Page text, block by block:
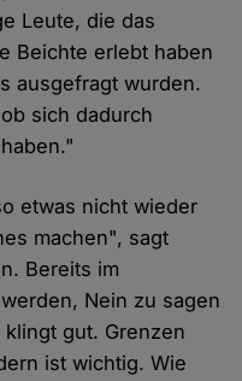
Leute, die das
Beichte erlebt haben
ausgefragt wurden.
sich dadurch
etwas nicht wieder
machen", sagt
Bereits im
Nein zu sagen
gut. Grenzen
ist wichtig. Wie